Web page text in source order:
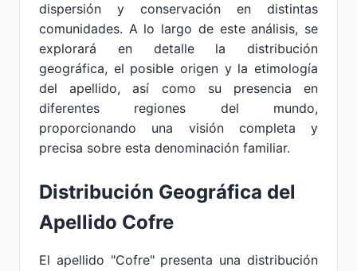
dispersión y conservación en distintas
comunidades. A lo largo de este análisis, se
explorará en detalle la distribución
geográfica, el posible origen y la etimología
del apellido, así como su presencia en
diferentes regiones del mundo,
proporcionando una visión completa y
precisa sobre esta denominación familiar.
Distribución Geográfica del
Apellido Cofre
El apellido "Cofre" presenta una distribución